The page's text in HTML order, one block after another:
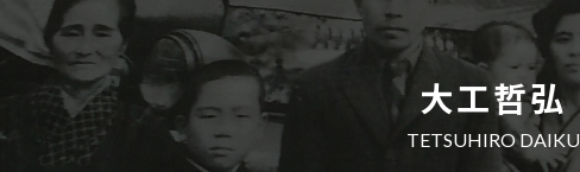
大工哲弘
TETSUHIRO DAIKU